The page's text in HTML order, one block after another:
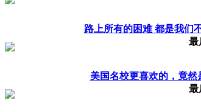
路上所有的困难 都是我们
最
美国名校更喜欢的，竟
最